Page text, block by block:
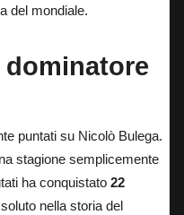
del mondiale.
dominatore
puntati su Nicolò Bulega.
stagione semplicemente
ha conquistato 22
nella storia del